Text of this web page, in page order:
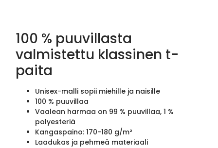
100 % puuvillasta
valmistettu klassinen t-
paita
Unisex-malli sopii miehille ja naisille
100 % puuvillaa
Vaalean harmaa on 99 % puuvillaa, 1 %
polyesteriä
Kangaspaino: 170-180 g/m²
Laadukas ja pehmeä materiaali